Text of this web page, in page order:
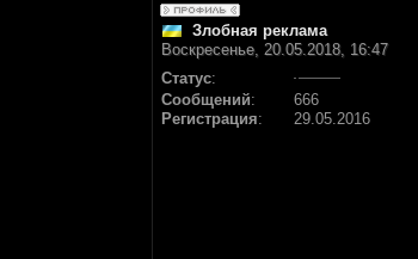
Злобная реклама
Воскресенье, 20.05.2018, 16:47
Статус:
Сообщений:
666
Регистрация: 29.05.2016